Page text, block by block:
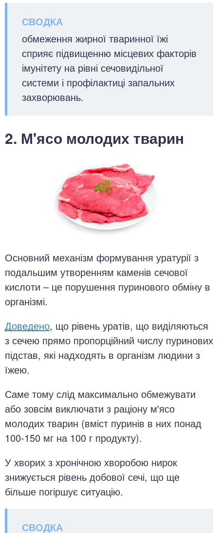
обмеження жирної тваринної їжі
сприяє підвищенню місцевих факторів
імунітету на рівні сечовидільної
системи і профілактиці запальних
захворювань.
2. М'ясо молодих тварин
Основний механізм формування уратурії з
подальшим утворенням каменів сечової
кислоти – це порушення пуринового обміну в
організмі.
Доведено, що рівень уратів, що виділяються
з сечею прямо пропорційний числу пуринових
підстав, які надходять в організм людини з
їжею.
Саме тому слід максимально обмежувати
або зовсім виключати з раціону м'ясо
молодих тварин (вміст пуринів в них понад
100-150 мг на 100 г продукту).
У хворих з хронічною хворобою нирок
знижується рівень добової сечі, що ще
більше погіршує ситуацію.